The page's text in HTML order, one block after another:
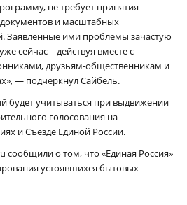
не требует принятия
и масштабных
Заявленные ими проблемы зачастую
сейчас – действуя вместе с
друзьям-общественникам и
— подчеркнул Сайбель.
будет учитываться при выдвижении
голосования на
и Съезде Единой России.
сообщили о том, что «Единая Россия»
устоявшихся бытовых